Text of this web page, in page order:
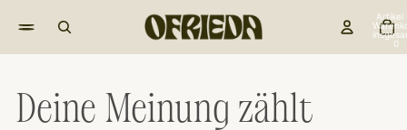
Artikel
0
Deine Meinung zählt